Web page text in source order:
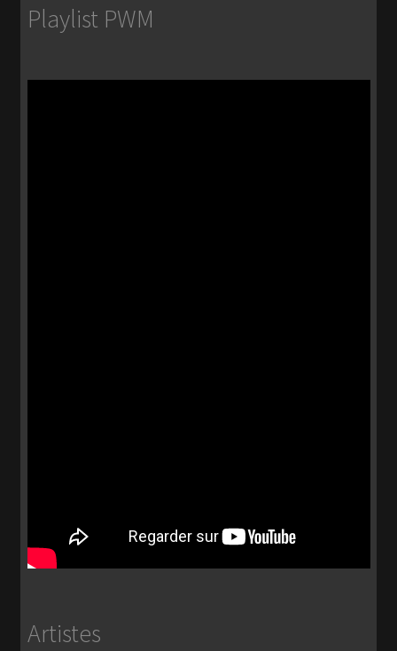
Playlist PWM
Artistes